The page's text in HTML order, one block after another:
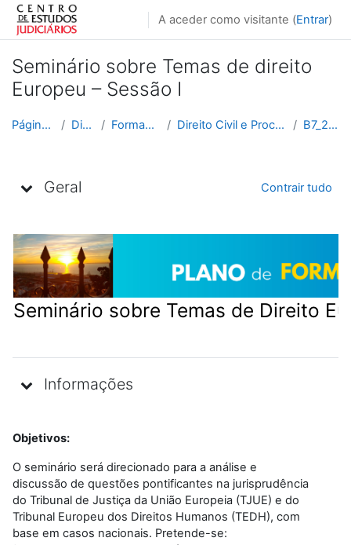
Ir para o conteúdo principal
A aceder como visitante (Entrar)
Seminário sobre Temas de direito
Europeu – Sessão I
Página principal Disciplinas Formação Contínua Direito Civil e Processual Civil e Comercial B7_2025_2026
Geral Contrair tudo
Seminário sobre Temas de Direito
Informações
Objetivos:
O seminário será direcionado para a análise e
discussão de questões pontificantes na jurisprudência
do Tribunal de Justiça da União Europeia (TJUE) e do
Tribunal Europeu dos Direitos Humanos (TEDH), com
base em casos nacionais. Pretende-se: